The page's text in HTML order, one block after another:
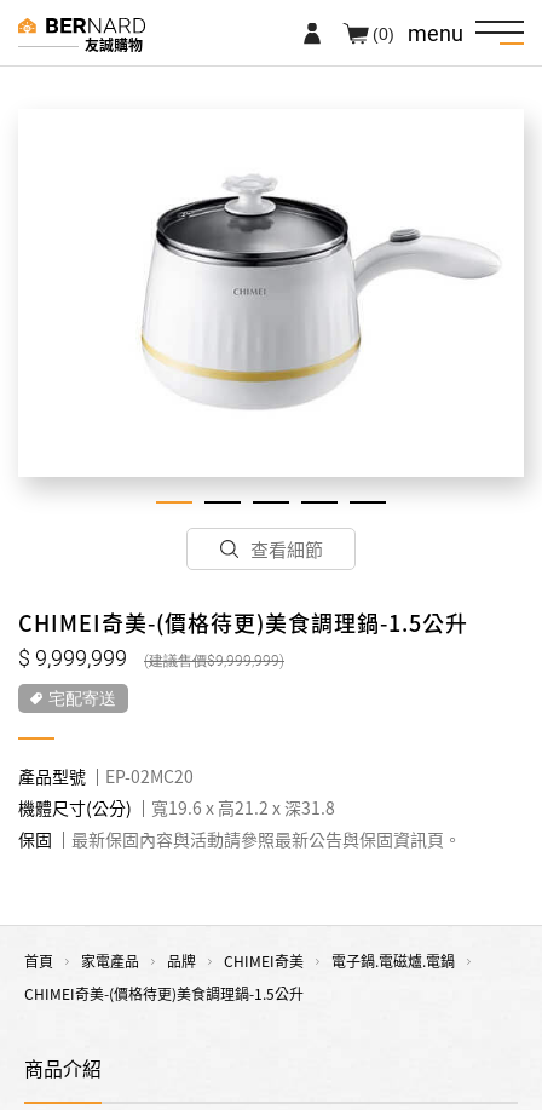
友誠購物 menu
(0)
查看細節
CHIMEI奇美-(價格待更)美食調理鍋-1.5公升
9,999,999 9,999,999
宅配寄送
產品型號
EP-02MC20
機體尺寸(公分)
寬19.6 x 高21.2 x 深31.8
保固
最新保固內容與活動請參照最新公告與保固資訊頁。
首頁 家電產品 品牌 CHIMEI奇美
電子鍋.電磁爐.電鍋
CHIMEI奇美-(價格待更)美食調理鍋-1.5公升
商品介紹